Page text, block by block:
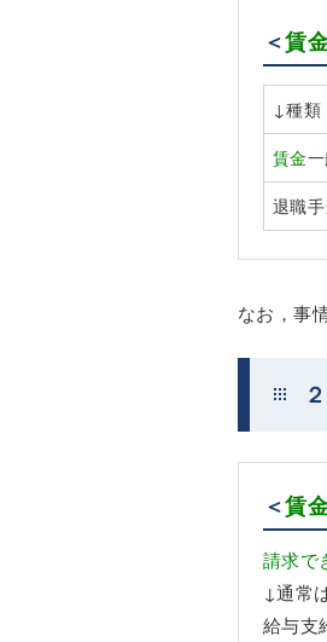
＜賃
↓種類
賃金
退職手
なお，事
＜賃
請求で
↓通常
給与支